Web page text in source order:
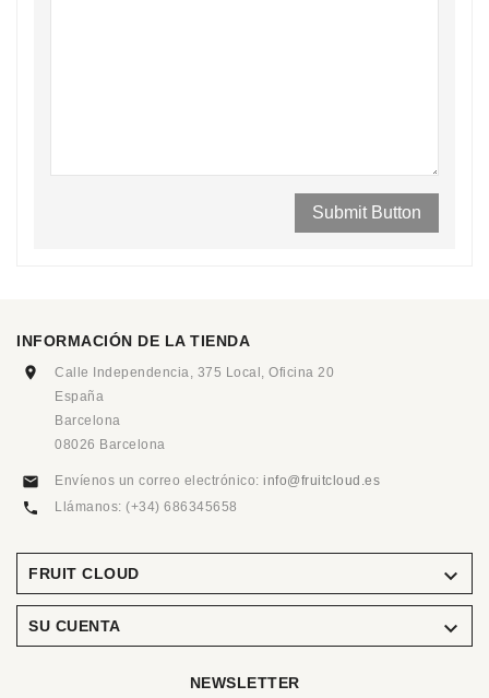
INFORMACIÓN DE LA TIENDA
Calle Independencia, 375 Local, Oficina 20
España
Barcelona
08026 Barcelona
Envíenos un correo electrónico: info@fruitcloud.es
Llámanos: (+34) 686345658
FRUIT CLOUD 
SU CUENTA 
NEWSLETTER